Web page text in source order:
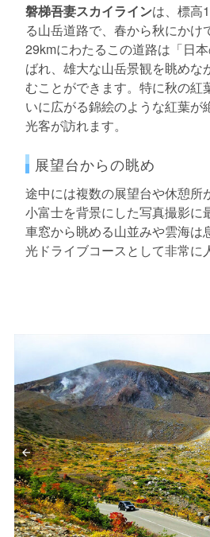
磐梯吾妻スカイラインは、標高
る山岳道路で、春から秋にかけ
29kmにわたるこの道路は「日
ばれ、雄大な山岳景観を眺めな
むことができます。特に秋の紅
いに広がる錦絵のような紅葉が
光客が訪れます。
展望台からの眺め
途中には複数の展望台や休憩所
小富士を背景にした写真撮影に
車窓から眺める山並みや雲海は
光ドライブコースとして非常に